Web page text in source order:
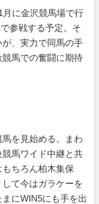
に金沢競馬場で行
参戦する予定。そ
、実力で同馬の手
馬での奮闘に期待
を見始める。まわ
馬ワイド中継と共
ちろん柏木集保
て今はガラケーを
にWIN5にも手を出